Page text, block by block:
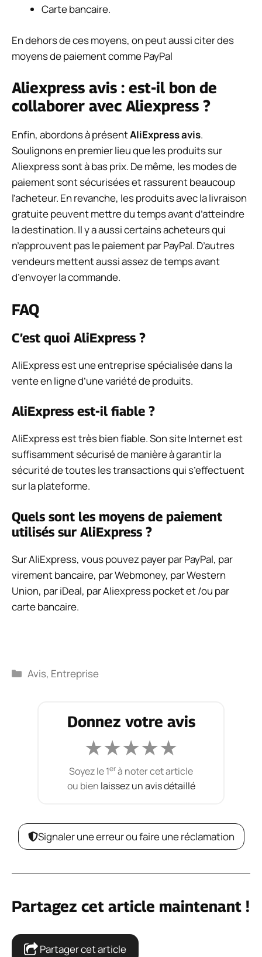
Carte bancaire.
En dehors de ces moyens, on peut aussi citer des
moyens de paiement comme PayPal
Aliexpress avis : est-il bon de
collaborer avec Aliexpress ?
Enfin, abordons à présentAliExpress avis.
Soulignons en premier lieu que les produits sur
Aliexpress sont à bas prix. De même, les modes de
paiement sont sécurisées et rassurent beaucoup
l’acheteur. En revanche, les produits avec la livraison
gratuite peuvent mettre du temps avant d’atteindre
la destination. Il y a aussi certains acheteurs qui
n’approuvent pas le paiement par PayPal. D’autres
vendeurs mettent aussi assez de temps avant
d’envoyer la commande.
FAQ
C’est quoi AliExpress ?
AliExpress est une entreprise spécialisée dans la
vente en ligne d’une variété de produits.
AliExpress est-il fiable ?
AliExpress est très bien fiable. Son site Internet est
suffisamment sécurisé de manière à garantir la
sécurité de toutes les transactions qui s’effectuent
sur la plateforme.
Quels sont les moyens de paiement
utilisés sur AliExpress ?
Sur AliExpress, vous pouvez payer par PayPal, par
virement bancaire, par Webmoney, par Western
Union, par iDeal, par Aliexpress pocket et /ou par
carte bancaire.
Avis, Entreprise
Donnez votre avis
★★★★★
Soyez le 1erà noter cet article
ou bien laissez un avis détaillé
Signaler une erreur ou faire une réclamation
Partagez cet article maintenant !
Partager cet article